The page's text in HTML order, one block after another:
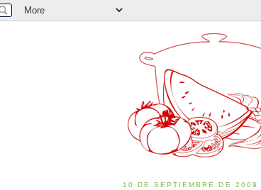
10 DE SEPTIEMBRE DE 2009